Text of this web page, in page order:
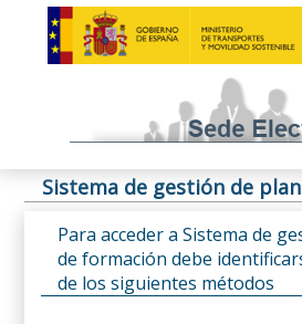
Sistema de gestión de
Para acceder a Sistema de
de formación debe
de los siguientes métodos